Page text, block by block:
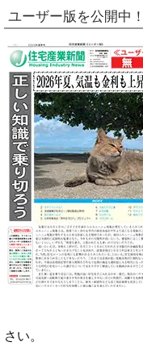
ユーザー版を公開中！
さい。